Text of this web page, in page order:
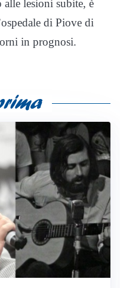
lesioni subite, è
di Piove di
in prognosi.